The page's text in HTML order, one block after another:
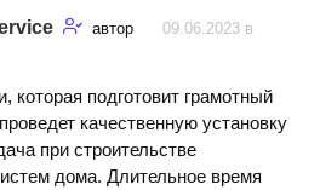
автор
09.06.2023 в
которая подготовит грамотный
качественную установку
при строительстве
дома. Длительное время